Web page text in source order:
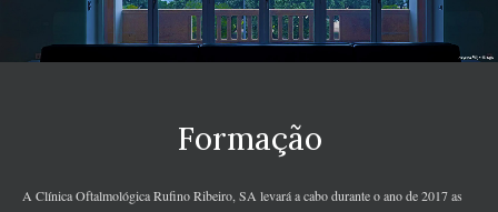
Formação
A Clínica Oftalmológica Rufino Ribeiro, SA levará a cabo durante o ano de 2017 as